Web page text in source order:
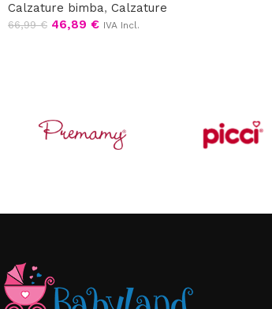
Calzature bimba, Calzature
66,99€ 46,89 € IVA Incl.